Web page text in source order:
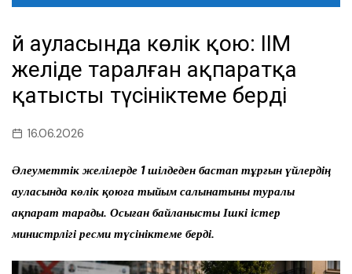
Үй ауласында көлік қою: ІІМ
желіде таралған ақпаратқа
қатысты түсініктеме берді
16.06.2026
Әлеуметтік желілерде 1 шілдеден бастап тұрғын үйлердің
ауласында көлік қоюға тыйым салынатыны туралы
ақпарат тарады. Осыған байланысты Ішкі істер
министрлігі ресми түсініктеме берді.